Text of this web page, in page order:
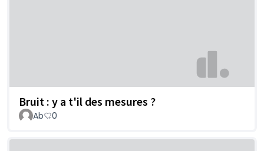
Bruit : y a t'il des mesures ?
Ab 0